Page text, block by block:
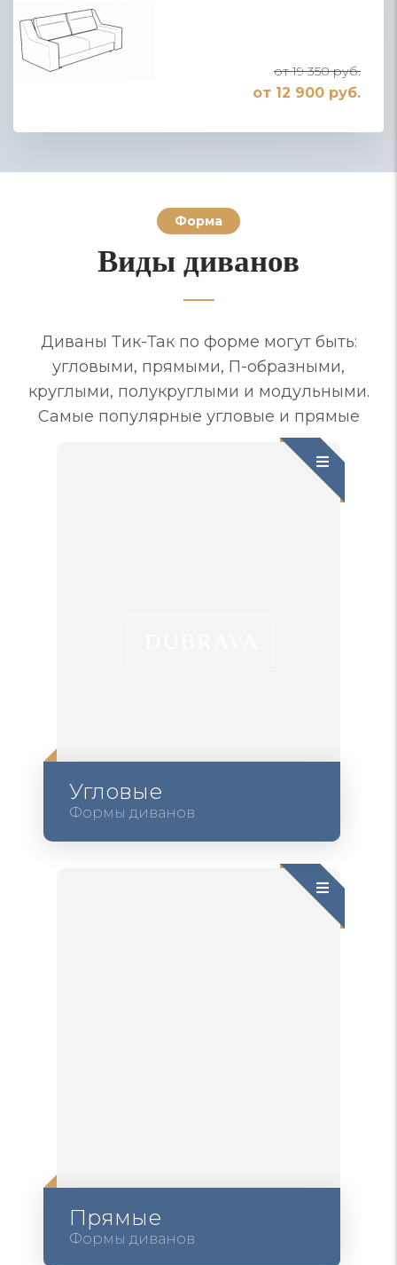
от 19 350 руб.
от 12 900 руб.
Форма
Виды диванов
Диваны Тик-Так по форме могут быть:
угловыми, прямыми, П-образными,
круглыми, полукруглыми и модульными.
Самые популярные угловые и прямые
Угловые
Формы диванов
Прямые
Формы диванов